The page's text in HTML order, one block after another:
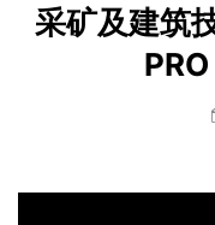
采矿及建筑